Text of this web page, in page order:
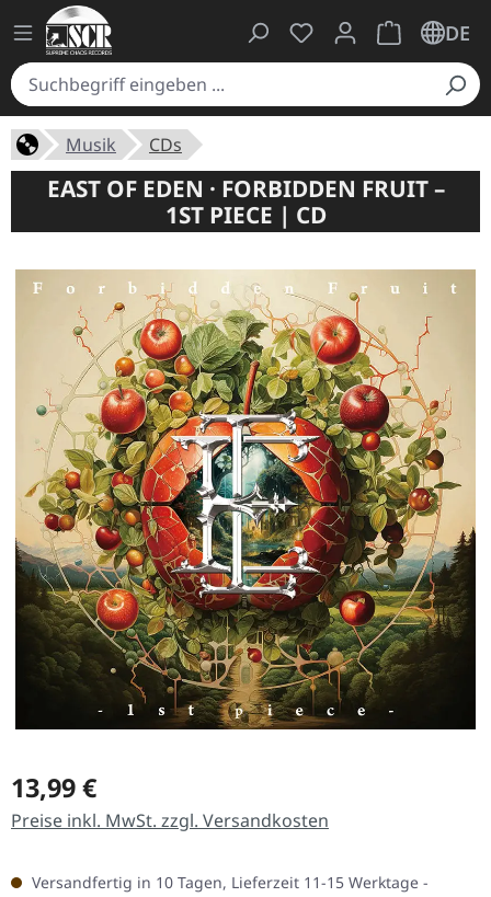
Du hast 0 Produkte
Warenkorb
DE
Musik CDs
EAST OF EDEN · FORBIDDEN FRUIT –
1ST PIECE | CD
Regulärer Preis:
13,99 €
Preise inkl. MwSt. zzgl. Versandkosten
Versandfertig in 10 Tagen, Lieferzeit 11-15 Werktage -